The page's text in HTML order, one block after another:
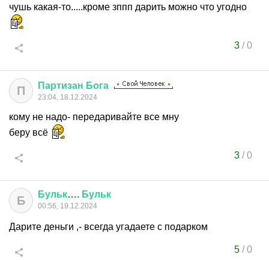
чушь какая-то.....кроме зппп дарить можно что угодно
3/0
П Партизан Бога
23:04, 18.12.2024
кому не надо- передаривайте все мну
беру всё
3/0
Б Бульк…. Бульк
00:56, 19.12.2024
Дарите деньги ,- всегда угадаете с подарком
5/0